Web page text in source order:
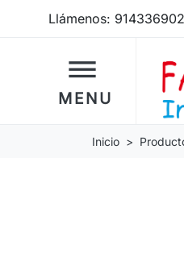
Llámenos: 914336902
dehaze
MENU
Inicio